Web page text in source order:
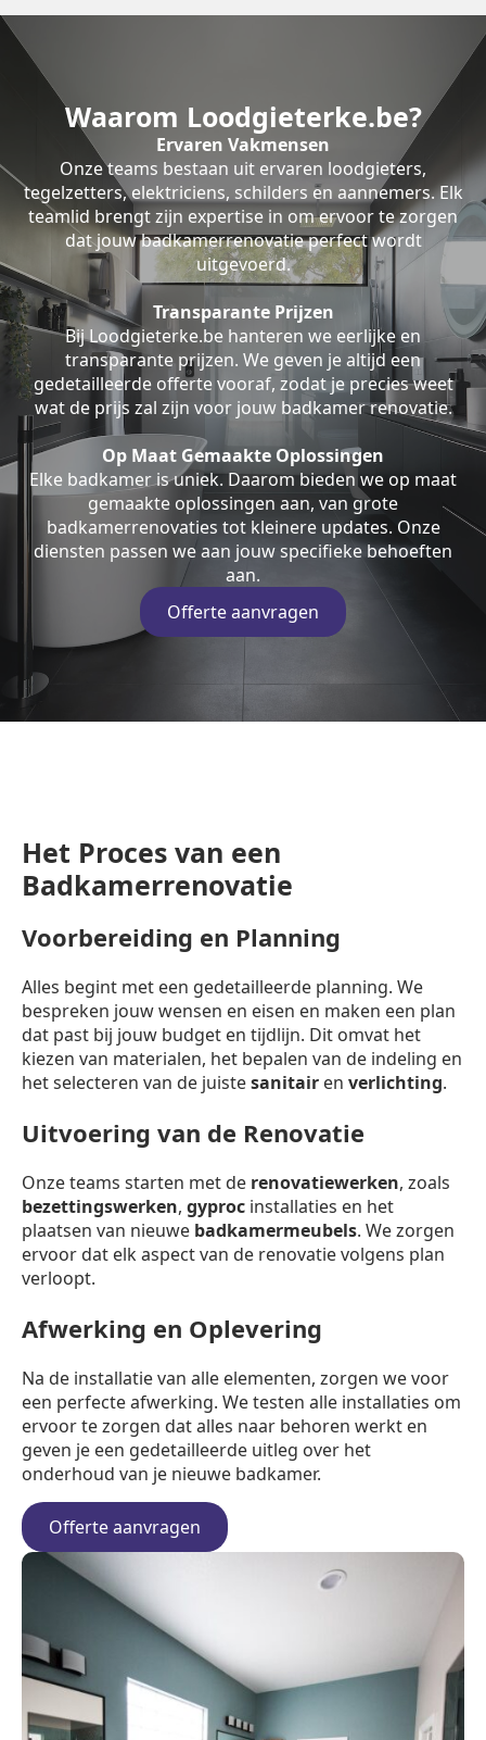
Waarom Loodgieterke.be?
Ervaren Vakmensen
Onze teams bestaan uit ervaren loodgieters,
tegelzetters, elektriciens, schilders en aannemers. Elk
teamlid brengt zijn expertise in om ervoor te zorgen
dat jouw badkamerrenovatie perfect wordt
uitgevoerd.
Transparante Prijzen
Bij Loodgieterke.be hanteren we eerlijke en
transparante prijzen. We geven je altijd een
gedetailleerde offerte vooraf, zodat je precies weet
wat de prijs zal zijn voor jouw badkamer renovatie.
Op Maat Gemaakte Oplossingen
Elke badkamer is uniek. Daarom bieden we op maat
gemaakte oplossingen aan, van grote
badkamerrenovaties tot kleinere updates. Onze
diensten passen we aan jouw specifieke behoeften
aan.
Offerte aanvragen
Het Proces van een
Badkamerrenovatie
Voorbereiding en Planning
Alles begint met een gedetailleerde planning. We
bespreken jouw wensen en eisen en maken een plan
dat past bij jouw budget en tijdlijn. Dit omvat het
kiezen van materialen, het bepalen van de indeling en
het selecteren van de juistesanitair en verlichting.
Uitvoering van de Renovatie
Onze teams starten met de renovatiewerken, zoals
bezettingswerken, gyproc installaties en het
plaatsen van nieuwe badkamermeubels. We zorgen
ervoor dat elk aspect van de renovatie volgens plan
verloopt.
Afwerking en Oplevering
Na de installatie van alle elementen, zorgen we voor
een perfecte afwerking. We testen alle installaties om
ervoor te zorgen dat alles naar behoren werkt en
geven je een gedetailleerde uitleg over het
onderhoud van je nieuwe badkamer.
Offerte aanvragen